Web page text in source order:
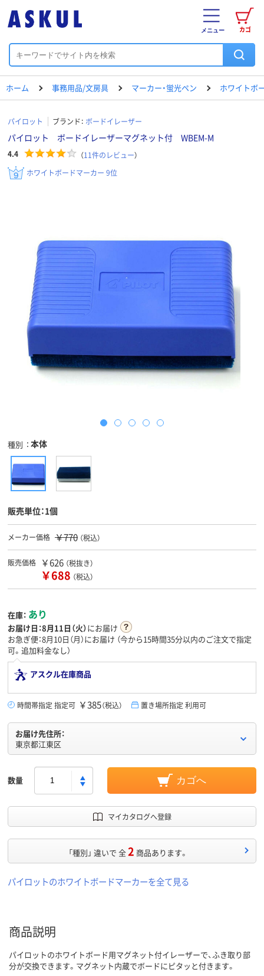
カゴ
メニュー
ホーム 事務用品/文房具 マーカー・蛍光ペン ホワイトボ
パイロット ブランド： ボードイレーザー
パイロット ボードイレーザーマグネット付 WBEM-M
4.4 （11件のレビュー）
ホワイトボードマーカー 9位
種別 本体
販売単位：1個
メーカー価格 ￥770 （税込）
販売価格 ￥626 （税抜き）
￥688 （税込）
在庫： あり
お届け日：8月11日（火）にお届け
お急ぎ便：8月10日（月）にお届け （今から15時間35分以内のご注文で指定
可。追加料金なし）
アスクル在庫商品
時間帯指定 指定可 ￥385（税込） 置き場所指定 利用可
お届け先住所：
東京都江東区
数量 カゴへ
マイカタログへ登録
「種別」 違いで 全2 商品あります。
パイロットのホワイトボードマーカーを全て見る
商品説明
パイロットのホワイトボード用マグネット付イレーザーで、ふき取り部
分が交換できます。マグネット内蔵でボードにピタッと付きます。